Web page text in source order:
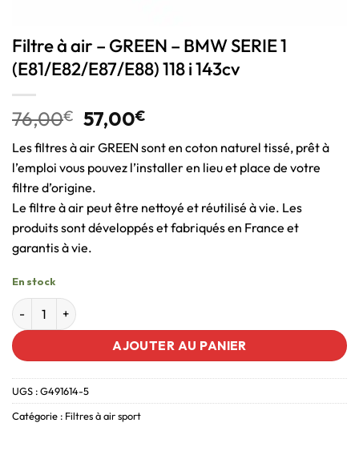
Filtre à air – GREEN – BMW SERIE 1
(E81/E82/E87/E88) 118 i 143cv
76,00€ 57,00€
Les filtres à air GREEN sont en coton naturel tissé, prêt à
l’emploi vous pouvez l’installer en lieu et place de votre
filtre d’origine.
Le filtre à air peut être nettoyé et réutilisé à vie. Les
produits sont développés et fabriqués en France et
garantis à vie.
En stock
AJOUTER AU PANIER
UGS :G491614-5
Catégorie : Filtres à air sport